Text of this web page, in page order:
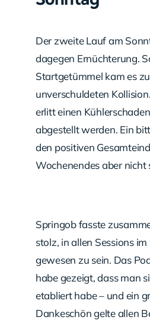
Der zweite Lauf am
dagegen Ernüchterung.
Startgetümmel kam es
unverschuldeten
erlitt einen
abgestellt werden. Ein
den positiven
Wochenendes aber nicht
Springob fasste
stolz, in allen Sessions
gewesen zu sein. Das
habe gezeigt, dass man
etabliert habe – und ein
Dankeschön gelte allen